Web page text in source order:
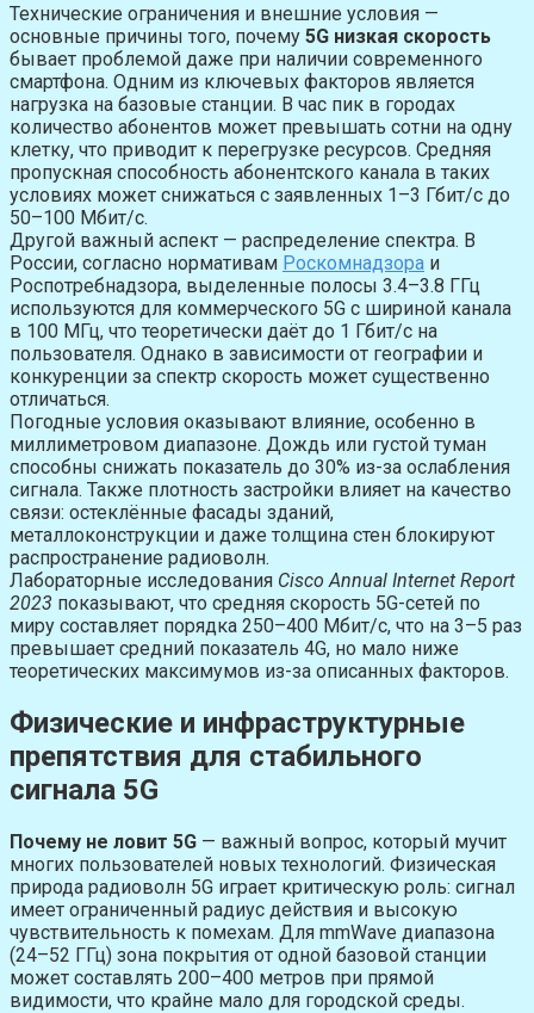
Технические ограничения и внешние условия —
основные причины того, почему 5G низкая скорость
бывает проблемой даже при наличии современного
смартфона. Одним из ключевых факторов является
нагрузка на базовые станции. В час пик в городах
количество абонентов может превышать сотни на одну
клетку, что приводит к перегрузке ресурсов. Средняя
пропускная способность абонентского канала в таких
условиях может снижаться с заявленных 1–3 Гбит/с до
50–100 Мбит/с.
Другой важный аспект — распределение спектра. В
России, согласно нормативам Роскомнадзора и
Роспотребнадзора, выделенные полосы 3.4–3.8 ГГц
используются для коммерческого 5G с шириной канала
в 100 МГц, что теоретически даёт до 1 Гбит/с на
пользователя. Однако в зависимости от географии и
конкуренции за спектр скорость может существенно
отличаться.
Погодные условия оказывают влияние, особенно в
миллиметровом диапазоне. Дождь или густой туман
способны снижать показатель до 30% из-за ослабления
сигнала. Также плотность застройки влияет на качество
связи: остеклённые фасады зданий,
металлоконструкции и даже толщина стен блокируют
распространение радиоволн.
Лабораторные исследования Cisco Annual Internet Report
2023 показывают, что средняя скорость 5G-сетей по
миру составляет порядка 250–400 Мбит/с, что на 3–5 раз
превышает средний показатель 4G, но мало ниже
теоретических максимумов из-за описанных факторов.
Физические и инфраструктурные
препятствия для стабильного
сигнала 5G
Почему не ловит 5G — важный вопрос, который мучит
многих пользователей новых технологий. Физическая
природа радиоволн 5G играет критическую роль: сигнал
имеет ограниченный радиус действия и высокую
чувствительность к помехам. Для mmWave диапазона
(24–52 ГГц) зона покрытия от одной базовой станции
может составлять 200–400 метров при прямой
видимости, что крайне мало для городской среды.